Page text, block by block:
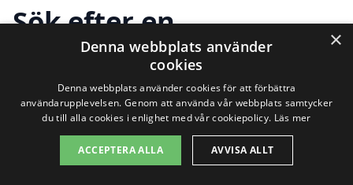
Sök efter en
professionell för
tapetsering i andra
städer nära Utvälinge
×
Denna webbplats använder
cookies
Denna webbplats använder cookies för att förbättra
användarupplevelsen. Genom att använda vår webbplats samtycker
du till alla cookies i enlighet med vår cookiepolicy. Läs mer
ACCEPTERA ALLA AVVISA ALLT